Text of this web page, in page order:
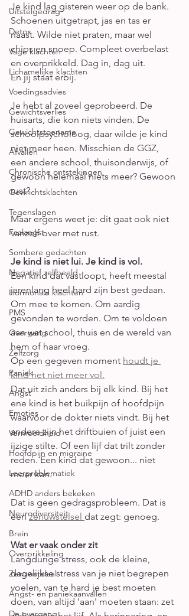
Uitstelgedrag
Detox
Vage klachten
Lichamelijke klachten
Voedingsadvies
Gewichtsverlies
Gewichtstoename
Afvallen
Chronische ontstekingen
Gewrichtsklachten
Tegenslagen
Faalangst
Sombere gedachten
Negatief zelfbeeld
Hormonale klachten
PMS
Overgang
Zelfzorg
Paniek
Angst
Emoties
Vermoeidheid
Hoofdpijn en migraine
Leerproblematiek
ADHD anders bekeken
Neurodiversiteit
Brein
Overprikkeling
Zenuwstelsel
Angst- en paniekaanvallen
De overgang
Je kind lag gisteren weer op de bank.
Schoenen uitgetrapt, jas en tas er
naast. Wilde niet praten, maar wel
chips en snoep. Compleet overbelast
en overprikkeld. Dag in, dag uit.
En jij staat erbij.
Je hebt al zoveel geprobeerd. De
huisarts, die kon niets vinden. De
schoolpsycholoog, daar wilde je kind
niet meer heen. Misschien de GGZ,
een andere school, thuisonderwijs, of
gewoon helemaal niets meer? Gewoon
rust?
Maar ergens weet je: dit gaat ook niet
vanzelf over met rust.
Je kind is niet lui. Je kind is vol.
Een kind dat vastloopt, heeft meestal
jarenlang heel hard zijn best gedaan.
Om mee te komen. Om aardig
gevonden te worden. Om te voldoen
aan wat school, thuis en de wereld van
hem of haar vroeg.
Op een gegeven moment houdt je
kind het niet meer vol.
Dat uit zich anders bij elk kind. Bij het
ene kind is het buikpijn of hoofdpijn
waarvoor de dokter niets vindt. Bij het
andere zijn het driftbuien of juist een
ijzige stilte. Of een lijf dat trilt zonder
reden. Een kind dat gewoon... niet
meer kan.
Dat is geen gedragsprobleem. Dat is
een zenuwstelsel dat zegt: genoeg.
Wat er vaak onder zit
Langdurige stress, ook de kleine,
dagelijkse stress van je niet begrepen
voelen, van te hard je best moeten
doen, van altijd 'aan' moeten staan: zet